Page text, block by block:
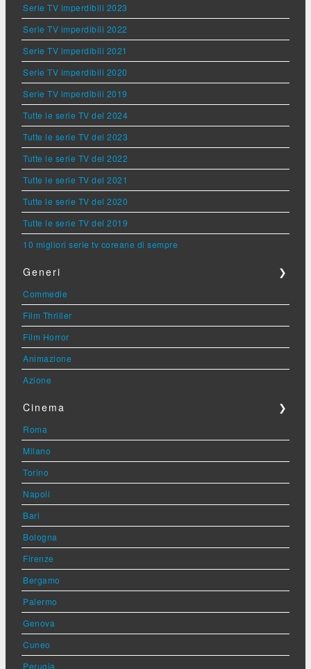
Serie TV imperdibili 2023
Serie TV imperdibili 2022
Serie TV imperdibili 2021
Serie TV imperdibili 2020
Serie TV imperdibili 2019
Tutte le serie TV del 2024
Tutte le serie TV del 2023
Tutte le serie TV del 2022
Tutte le serie TV del 2021
Tutte le serie TV del 2020
Tutte le serie TV del 2019
10 migliori serie tv coreane di sempre
Generi ❯
Commedie
Film Thriller
Film Horror
Animazione
Azione
Cinema ❯
Roma
Milano
Torino
Napoli
Bari
Bologna
Firenze
Bergamo
Palermo
Genova
Cuneo
Perugia